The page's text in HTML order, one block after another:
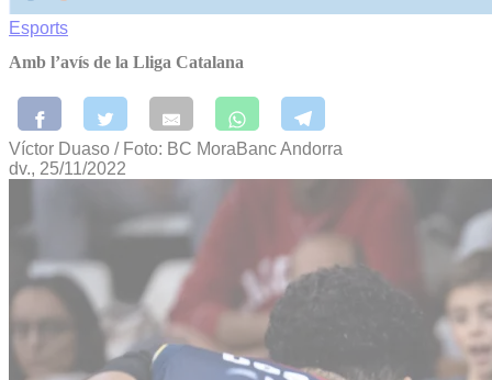
Esports
Amb l’avís de la Lliga Catalana
Víctor Duaso / Foto: BC MoraBanc Andorra
dv., 25/11/2022